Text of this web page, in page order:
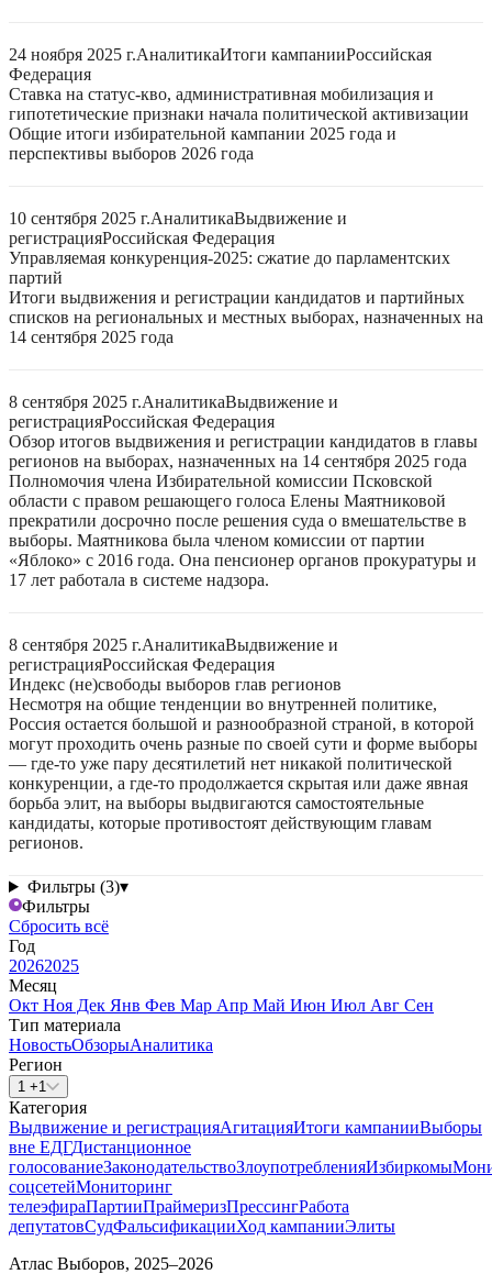
24 ноября 2025 г.АналитикаИтоги кампанииРоссийская
Федерация
Ставка на статус-кво, административная мобилизация и
гипотетические признаки начала политической активизации
Общие итоги избирательной кампании 2025 года и
перспективы выборов 2026 года
10 сентября 2025 г.АналитикаВыдвижение и
регистрацияРоссийская Федерация
Управляемая конкуренция-2025: сжатие до парламентских
партий
Итоги выдвижения и регистрации кандидатов и партийных
списков на региональных и местных выборах, назначенных на
14 сентября 2025 года
8 сентября 2025 г.АналитикаВыдвижение и
регистрацияРоссийская Федерация
Обзор итогов выдвижения и регистрации кандидатов в главы
регионов на выборах, назначенных на 14 сентября 2025 года
Полномочия члена Избирательной комиссии Псковской
области с правом решающего голоса Елены Маятниковой
прекратили досрочно после решения суда о вмешательстве в
выборы. Маятникова была членом комиссии от партии
«Яблоко» с 2016 года. Она пенсионер органов прокуратуры и
17 лет работала в системе надзора.
8 сентября 2025 г.АналитикаВыдвижение и
регистрацияРоссийская Федерация
Индекс (не)свободы выборов глав регионов
Несмотря на общие тенденции во внутренней политике,
Россия остается большой и разнообразной страной, в которой
могут проходить очень разные по своей сути и форме выборы
— где-то уже пару десятилетий нет никакой политической
конкуренции, а где-то продолжается скрытая или даже явная
борьба элит, на выборы выдвигаются самостоятельные
кандидаты, которые противостоят действующим главам
регионов.
Фильтры (3)▾
Фильтры
Сбросить всё
Год
20262025
Месяц
Окт Ноя Дек Янв Фев Мар Апр Май Июн Июл Авг Сен
Тип материала
НовостьОбзорыАналитика
Регион
1 +1
Категория
Выдвижение и регистрацияАгитацияИтоги кампанииВыборы
вне ЕДГДистанционное
голосованиеЗаконодательствоЗлоупотребленияИзбиркомы
соцсетейМониторинг
телеэфираПартииПраймеризПрессингРабота
депутатовСудФальсификацииХод кампанииЭлиты
Атлас Выборов, 2025–2026